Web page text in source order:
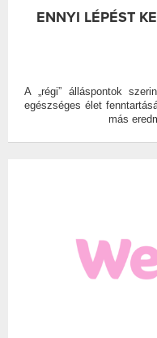
ENNYI LÉPÉST
A „régi” álláspontok
egészséges élet
más